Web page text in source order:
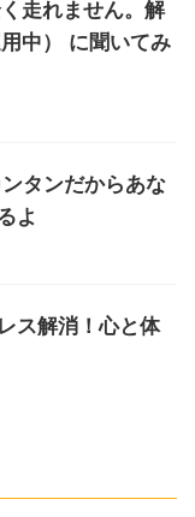
走れません。解
中） に聞いてみ
タンだからあな
よ
ス解消！心と体